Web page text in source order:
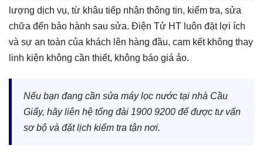
lượng dịch vụ, từ khâu tiếp nhận thông tin, kiểm tra, sửa
chữa đến bảo hành sau sửa. Điện Tử HT luôn đặt lợi ích
và sự an toàn của khách lên hàng đầu, cam kết không thay
linh kiện không cần thiết, không báo giá ảo.
Nếu bạn đang cần sửa máy lọc nước tại nhà Cầu
Giấy, hãy liên hệ tổng đài 1900 9200 để được tư vấn
sơ bộ và đặt lịch kiểm tra tận nơi.